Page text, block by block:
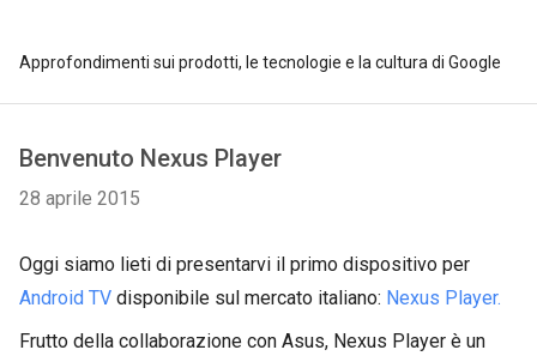
Approfondimenti sui prodotti, le tecnologie e la cultura di Google
Benvenuto Nexus Player
28 aprile 2015
Oggi siamo lieti di presentarvi il primo dispositivo per
Android TV disponibile sul mercato italiano: Nexus Player.
Frutto della collaborazione con Asus, Nexus Player è un